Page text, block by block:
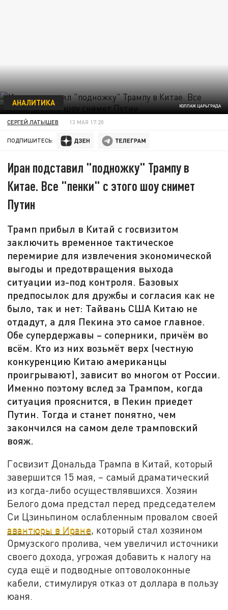
КОЛЛАЖ ЦАРЬГРАДА
АНАЛИТИКА
СЕРГЕЙ ЛАТЫШЕВ 13 МАЯ 17:20
ПОДПИШИТЕСЬ:
Иран подставил "подножку" Трампу в
Китае. Все "пенки" с этого шоу снимет
Путин
Трамп прибыл в Китай с госвизитом
заключить временное тактическое
перемирие для извлечения экономической
выгоды и предотвращения выхода
ситуации из-под контроля. Базовых
предпосылок для дружбы и согласия как не
было, так и нет: Тайвань США Китаю не
отдадут, а для Пекина это самое главное.
Обе супердержавы – соперники, причём во
всём. Кто из них возьмёт верх (честную
конкуренцию Китаю американцы
проигрывают), зависит во многом от России.
Именно поэтому вслед за Трампом, когда
ситуация прояснится, в Пекин приедет
Путин. Тогда и станет понятно, чем
закончился на самом деле трамповский
вояж.
Госвизит Дональда Трампа в Китай, который
завершится 15 мая, – самый драматический
из когда-либо осуществлявшихся. Хозяин
Белого дома предстал перед председателем
Си Цзиньпином ослабленным провалом своей
авантюры в Иране, который стал хозяином
Ормузского пролива, чем увеличил источники
своего дохода, угрожая добавить к налогу на
суда ещё и подводные оптоволоконные
кабели, стимулируя отказ от доллара в пользу
юаня.